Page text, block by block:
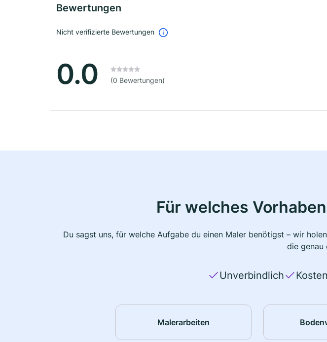
Bewertungen
Nicht verifizierte Bewertungen
0.0 (0 Bewertungen)
Für welches
Du sagst uns, für welche Aufgabe du einen Maler benötigst – wir
die genau
Unverbindlich
Malerarbeiten